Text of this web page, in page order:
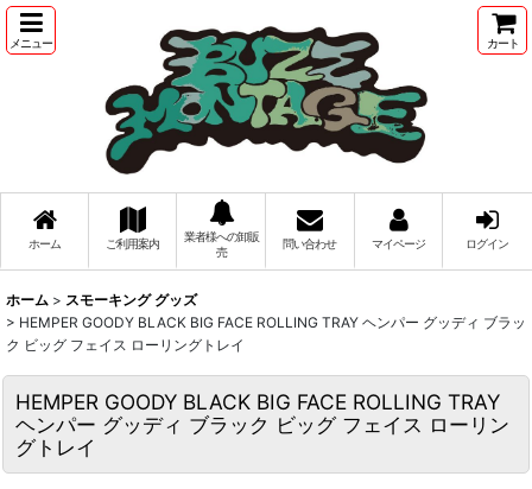
メニュー カート
ホーム ご利用案内
業者様への卸販
売
問い合わせ マイページ ログイン
ホーム > スモーキング グッズ
> HEMPER GOODY BLACK BIG FACE ROLLING TRAY ヘンパー グッディ ブラッ
ク ビッグ フェイス ローリングトレイ
HEMPER GOODY BLACK BIG FACE ROLLING TRAY
ヘンパー グッディ ブラック ビッグ フェイス ローリン
グトレイ